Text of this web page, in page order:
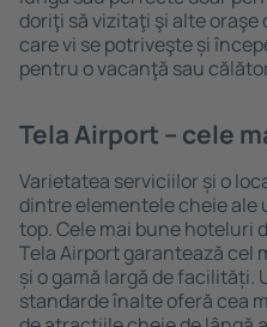
doriţi să vizitaţi şi alte
care vi se potriveşte și
pentru o vacanţă sau
Tela Airport – cele
Varietatea serviciilor și o
dintre elementele cheie
top. Cele mai bune hoteluri
Tela Airport garantează cel
și o gamă largă de facilități.
standarde înalte oferă cea